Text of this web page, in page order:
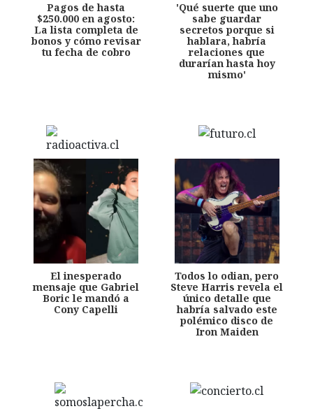
Pagos de hasta
$250.000 en agosto:
La lista completa de
bonos y cómo revisar
tu fecha de cobro
'Qué suerte que uno
sabe guardar
secretos porque si
hablara, habría
relaciones que
durarían hasta hoy
mismo'
El inesperado
mensaje que Gabriel
Boric le mandó a
Cony Capelli
Todos lo odian, pero
Steve Harris revela el
único detalle que
habría salvado este
polémico disco de
Iron Maiden